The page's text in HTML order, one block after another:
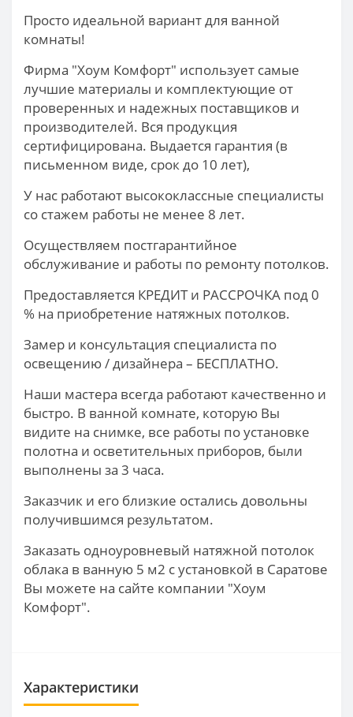
Просто идеальной вариант для ванной
комнаты!
Фирма "Хоум Комфорт" использует самые
лучшие материалы и комплектующие от
проверенных и надежных поставщиков и
производителей. Вся продукция
сертифицирована. Выдается гарантия (в
письменном виде, срок до 10 лет),
У нас работают высококлассные специалисты
со стажем работы не менее 8 лет.
Осуществляем постгарантийное
обслуживание и работы по ремонту потолков.
Предоставляется КРЕДИТ и РАССРОЧКА под 0
% на приобретение натяжных потолков.
Замер и консультация специалиста по
освещению / дизайнера – БЕСПЛАТНО.
Наши мастера всегда работают качественно и
быстро. В ванной комнате, которую Вы
видите на снимке, все работы по установке
полотна и осветительных приборов, были
выполнены за 3 часа.
Заказчик и его близкие остались довольны
получившимся результатом.
Заказать одноуровневый натяжной потолок
облака в ванную 5 м2 с установкой в Саратове
Вы можете на сайте компании "Хоум
Комфорт".
Характеристики